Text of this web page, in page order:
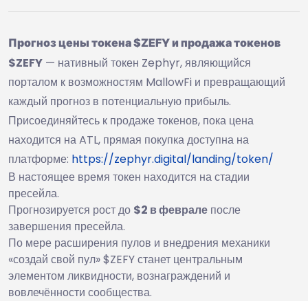
Прогноз цены токена $ZEFY и продажа токенов
$ZEFY — нативный токен Zephyr, являющийся
порталом к возможностям MallowFi и превращающий
каждый прогноз в потенциальную прибыль.
Присоединяйтесь к продаже токенов, пока цена
находится на ATL, прямая покупка доступна на
платформе: https://zephyr.digital/landing/token/
В настоящее время токен находится на стадии
пресейла.
Прогнозируется рост до $2 в феврале после
завершения пресейла.
По мере расширения пулов и внедрения механики
«создай свой пул» $ZEFY станет центральным
элементом ликвидности, вознаграждений и
вовлечённости сообщества.